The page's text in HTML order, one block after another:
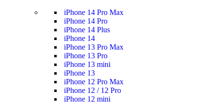
iPhone 14 Pro Max
iPhone 14 Pro
iPhone 14 Plus
iPhone 14
iPhone 13 Pro Max
iPhone 13 Pro
iPhone 13 mini
iPhone 13
iPhone 12 Pro Max
iPhone 12 / 12 Pro
iPhone 12 mini